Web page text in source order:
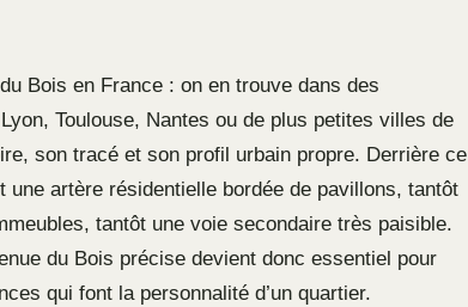
Bois en France : on en trouve dans des
Toulouse, Nantes ou de plus petites villes de
son tracé et son profil urbain propre. Derrière ce
artère résidentielle bordée de pavillons, tantôt
tantôt une voie secondaire très paisible.
du Bois précise devient donc essentiel pour
qui font la personnalité d’un quartier.